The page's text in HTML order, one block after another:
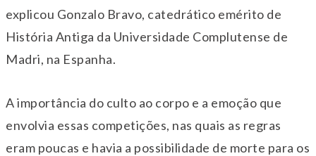
explicou Gonzalo Bravo, catedrático emérito de
História Antiga da Universidade Complutense de
Madri, na Espanha.
A importância do culto ao corpo e a emoção que
envolvia essas competições, nas quais as regras
eram poucas e havia a possibilidade de morte para os